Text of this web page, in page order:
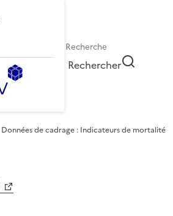
Rechercher
Données de cadrage : Indicateurs de mortalité